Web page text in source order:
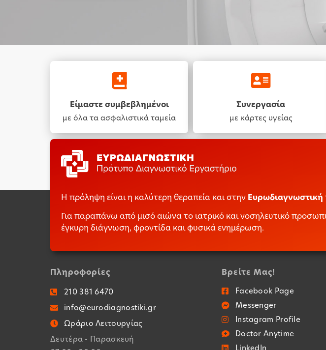
Είμαστε συμβεβλημένοι
με όλα τα ασφαλιστικά ταμεία
Συνεργασία
με κάρτες υγείας
Η πρόληψη είναι η καλύτερη θεραπεία και στην Ευρωδιαγνωστική
Για παραπάνω από μισό αιώνα το ιατρικό και νοσηλευτικό
έγκυρη διάγνωση, φροντίδα και φυσικά ενημέρωση.
Πληροφορίες
210 381 6470
info@eurodiagnostiki.gr
Ωράριο Λειτουργίας
Δευτέρα - Παρασκευή
Βρείτε Μας!
Facebook Page
Messenger
Instagram Profile
Doctor Anytime
LinkedIn